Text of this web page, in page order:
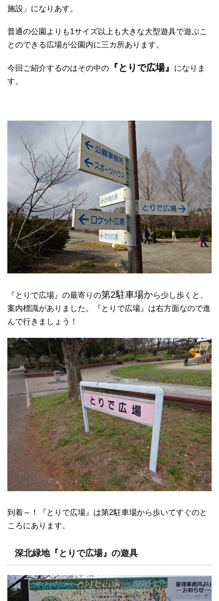
施設」になりあす。
普通の公園よりも1サイズ以上も大きな大型遊具で遊ぶこ
とのできる広場が公園内に三カ所あります。
今回ご紹介するのはその中の 『とりで広場』
になりま
す。
『とりで広場』の最寄りの第2駐車場から少し歩くと、
案内標識がありました。『とりで広場』は右方面なので進
んで行きましょう！
到着～！『とりで広場』は第2駐車場から歩いてすぐのと
ころにあります。
深北緑地『とりで広場』の遊具